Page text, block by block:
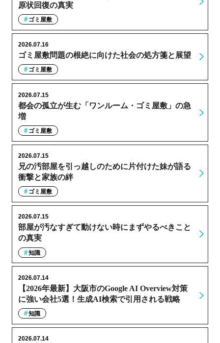
原状回復の真実
ゴミ屋敷
ゴミ屋敷問題の根絶に向けた社会の処方箋と展望
2026.07.16
ゴミ屋敷
都会の孤立が生む「ワンルーム・ゴミ屋敷」の急
増
2026.07.15
ゴミ屋敷
兄の汚部屋を引っ越しのために片付けた妹が語る
衝撃と家族の絆
2026.07.15
ゴミ屋敷
部屋が汚なすぎて動けない時にまずやるべきこと
の真実
2026.07.15
知識
【2026年最新】大阪市のGoogle AI Overview対策
に強い会社5選！生成AI検索で引用される戦略
2026.07.14
知識
2026.07.14